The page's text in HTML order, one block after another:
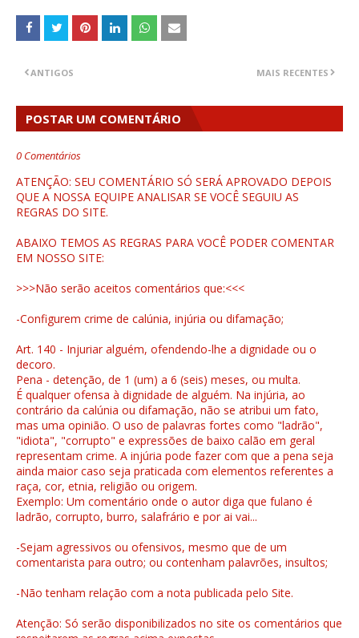
MAIS RECENTES
ANTIGOS
POSTAR UM COMENTÁRIO
0 Comentários
ATENÇÃO: SEU COMENTÁRIO SÓ SERÁ APROVADO DEPOIS
QUE A NOSSA EQUIPE ANALISAR SE VOCÊ SEGUIU AS
REGRAS DO SITE.
ABAIXO TEMOS AS REGRAS PARA VOCÊ PODER COMENTAR
EM NOSSO SITE:
>>>Não serão aceitos comentários que:<<<
-Configurem crime de calúnia, injúria ou difamação;
Art. 140 - Injuriar alguém, ofendendo-lhe a dignidade ou o
decoro.
Pena - detenção, de 1 (um) a 6 (seis) meses, ou multa.
É qualquer ofensa à dignidade de alguém. Na injúria, ao
contrário da calúnia ou difamação, não se atribui um fato,
mas uma opinião. O uso de palavras fortes como "ladrão",
"idiota", "corrupto" e expressões de baixo calão em geral
representam crime. A injúria pode fazer com que a pena seja
ainda maior caso seja praticada com elementos referentes a
raça, cor, etnia, religião ou origem.
Exemplo: Um comentário onde o autor diga que fulano é
ladrão, corrupto, burro, salafrário e por ai vai...
-Sejam agressivos ou ofensivos, mesmo que de um
comentarista para outro; ou contenham palavrões, insultos;
-Não tenham relação com a nota publicada pelo Site.
Atenção: Só serão disponibilizados no site os comentários que